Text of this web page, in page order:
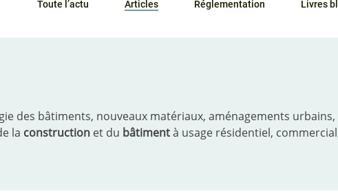
Toute l’actu Articles Réglementation Livres
des bâtiments, nouveaux matériaux, aménagements
la construction et du bâtimentà usage résidentiel,